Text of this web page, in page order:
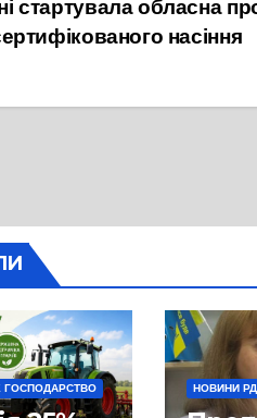
стартувала обласна
насіння
ГОСПОДАРСТВО НОВИНИ